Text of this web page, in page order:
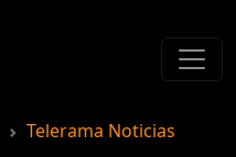
Telerama Noticias